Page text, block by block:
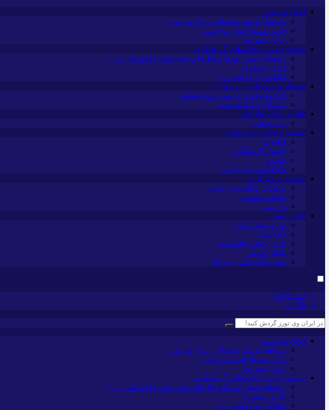
ایران وی تورز
شرایط بازنشر محتوا در ایران وی تورز
خرید رپورتاژ ایران وی تورز
ایران سفر تور
جاهای دیدنی و جاذبه‌های گردشگری
راهنمای سفر (تورها و هتل‌ها و حمل‌و‌نقل و آموزشی و…)
غذا و رستوران
کشاورزی و دامپروری
فرهنگ و تاریخ (ایران و جهان)
گزارش‌های خبری میراث فرهنگی
سوغات و صنایع دستی
بانک و بیمه و فارکس
ارزدیجیتال
صنعت و تجارت و خدمات
فناوری
اقتصاد گردشگری
خودرو
کارآفرینی و بازاریابی
عمومی و سرگرمی
پزشکی، سلامت و زیبایی
حقوق و قضایی
ورزشی
سایر راه‌ها
تور و سفر ایرانی
کارا دیلی
اخبار بانکی و اقتصادی
بلیط اتوبوس
مسیرهای نجف به کربلا
اینستاگرام
تلگرام
ایران وی تورز
شرایط بازنشر محتوا در ایران وی تورز
خرید رپورتاژ ایران وی تورز
ایران سفر تور
جاهای دیدنی و جاذبه‌های گردشگری
راهنمای سفر (تورها و هتل‌ها و حمل‌و‌نقل و آموزشی و…)
غذا و رستوران
کشاورزی و دامپروری